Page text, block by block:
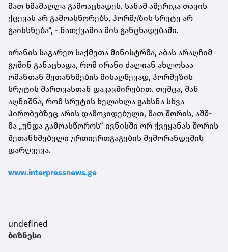
მათ ხმამაღლა გამოაცხადეს. სანამ ამერიკა თავის
ქცევას არ გამოასწორებს, ჰორმუზის სრუტე არ
გაიხსნება“, - ნათქვამია მის განცხადებაში.
ირანის საგარეო საქმეთა მინისტრმა, აბას არაღჩიმ
გუშინ განაცხადა, რომ ირანი ძალიან ახლოსაა
ომანთან შეთანხმების მისაღწევად, ჰორმუზის
სრუტის მართვასთან დაკავშირებით. თუმცა, მან
აღნიშნა, რომ სრუტის ხელახლა გახსნა სხვა
პირობებზეც არის დამოკიდებული, მათ შორის, აშშ-
მა „უნდა გამოასწოროს“ ივნისში ორ ქვეყანას შორის
შეთანხმებული ურთიერთგაგების მემორანდუმის
დარღვევა.
www.interpressnews.ge
undefined
ბიზნესი